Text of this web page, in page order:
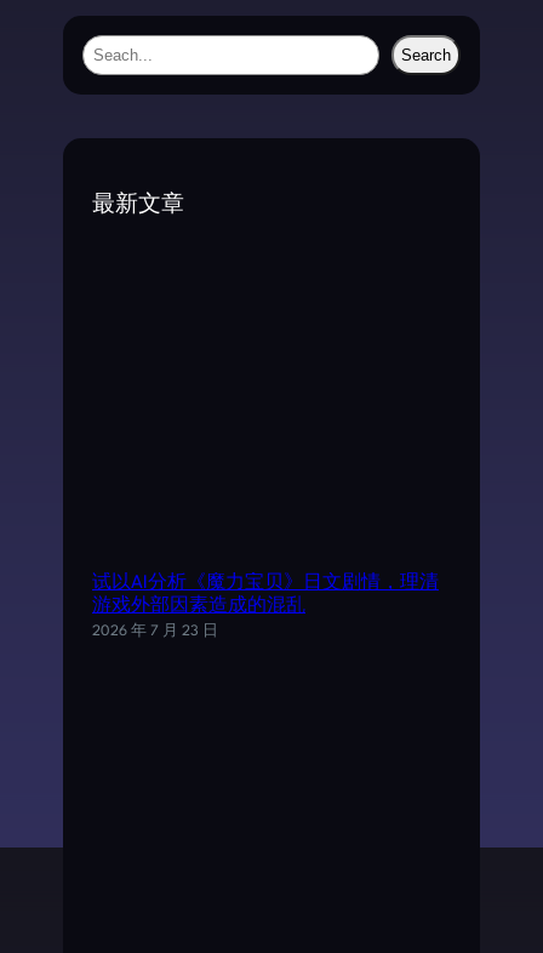
S
Search
最新文章
试以AI分析《魔力宝贝》日文剧情，理清
游戏外部因素造成的混乱
2026 年 7 月 23 日